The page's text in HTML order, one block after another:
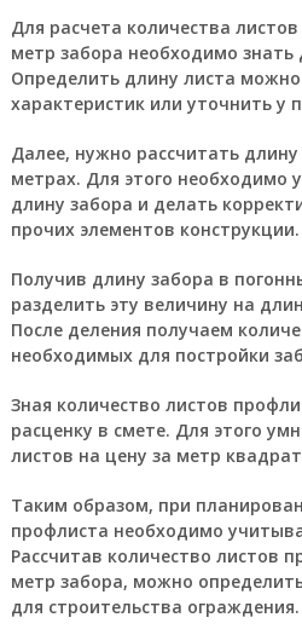
Для расчета количества
метр забора необходимо
Определить длину листа можно
характеристик или уточнить у
Далее, нужно рассчитать
метрах. Для этого необходимо
длину забора и делать
прочих элементов конструкции.
Получив длину забора в
разделить эту величину на
После деления получаем
необходимых для постройки
Зная количество листов
расценку в смете. Для этого
листов на цену за метр
Таким образом, при
профлиста необходимо
Рассчитав количество листов
метр забора, можно
для строительства ограждения.